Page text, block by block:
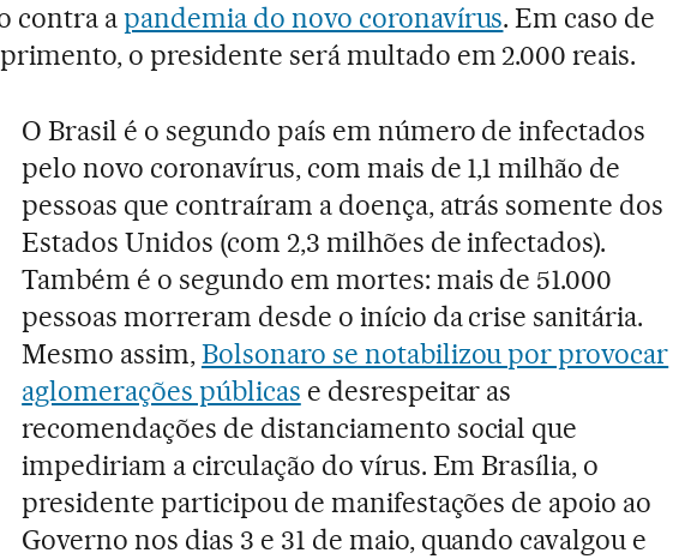
contra apandemia do novo coronavírus. Em caso de
o presidente será multado em 2.000 reais.
O Brasil é o segundo país em número de infectados
pelo novo coronavírus, com mais de 1,1 milhão de
pessoas que contraíram a doença, atrás somente dos
Estados Unidos (com 2,3 milhões de infectados).
Também é o segundo em mortes: mais de 51.000
pessoas morreram desde o início da crise sanitária.
Mesmo assim,Bolsonaro se notabilizou por provocar
aglomerações públicas e desrespeitar as
recomendações de distanciamento social que
impediriam a circulação do vírus. Em Brasília, o
presidente participou de manifestações de apoio ao
Governo nos dias 3 e 31 de maio, quando cavalgou e